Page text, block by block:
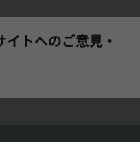
トへのご意見・